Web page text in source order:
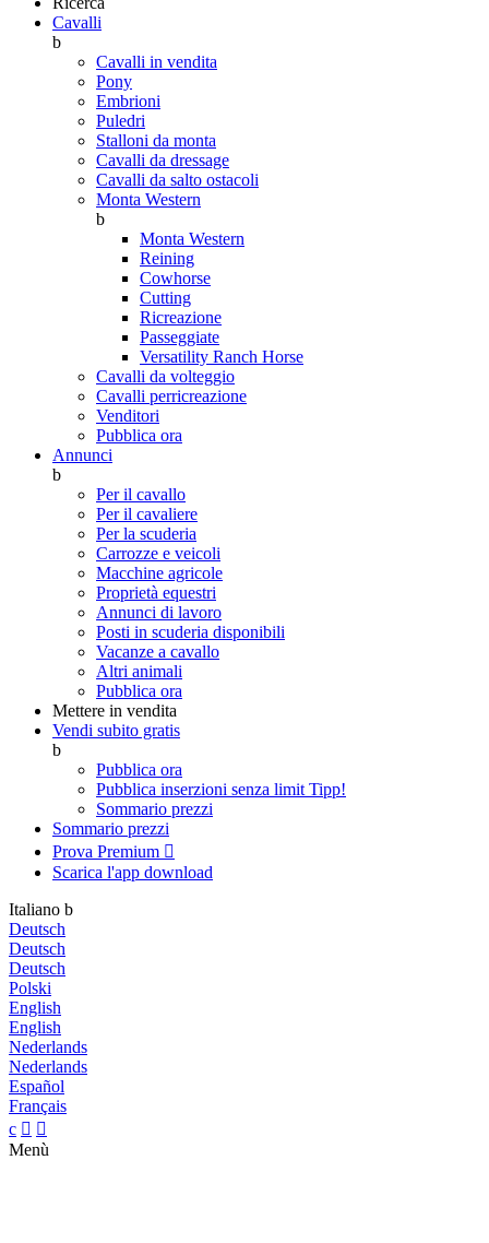
Cavalli
b
Cavalli in vendita
Pony
Embrioni
Puledri
Stalloni da monta
Cavalli da dressage
Cavalli da salto ostacoli
Monta Western
b
Monta Western
Reining
Cowhorse
Cutting
Ricreazione
Passeggiate
Versatility Ranch Horse
Cavalli da volteggio
Cavalli perricreazione
Venditori
Pubblica ora
Annunci
b
Per il cavallo
Per il cavaliere
Per la scuderia
Carrozze e veicoli
Macchine agricole
Proprietà equestri
Annunci di lavoro
Posti in scuderia disponibili
Vacanze a cavallo
Altri animali
Pubblica ora
Mettere in vendita
Vendi subito gratis
b
Pubblica ora
Pubblica inserzioni senza limit Tipp!
Sommario prezzi
Sommario prezzi
Prova Premium 
Scarica l'app download
Italiano b
Deutsch
Deutsch
Deutsch
Polski
English
English
Nederlands
Nederlands
Español
Français
c  
Menù